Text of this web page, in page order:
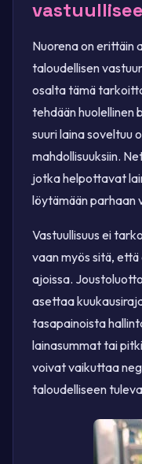
Nuorena on erittäin
taloudellisen
osalta tämä
tehdään huolellinen
suuri laina soveltuu
mahdollisuuksiin.
jotka helpottavat
löytämään parhaan
Vastuullisuus ei
vaan myös sitä,
ajoissa.
asettaa
tasapainoista
lainasummat tai
voivat vaikuttaa
taloudelliseen